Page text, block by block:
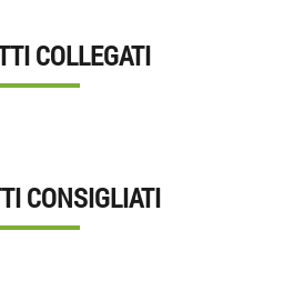
COLLEGATI
CONSIGLIATI